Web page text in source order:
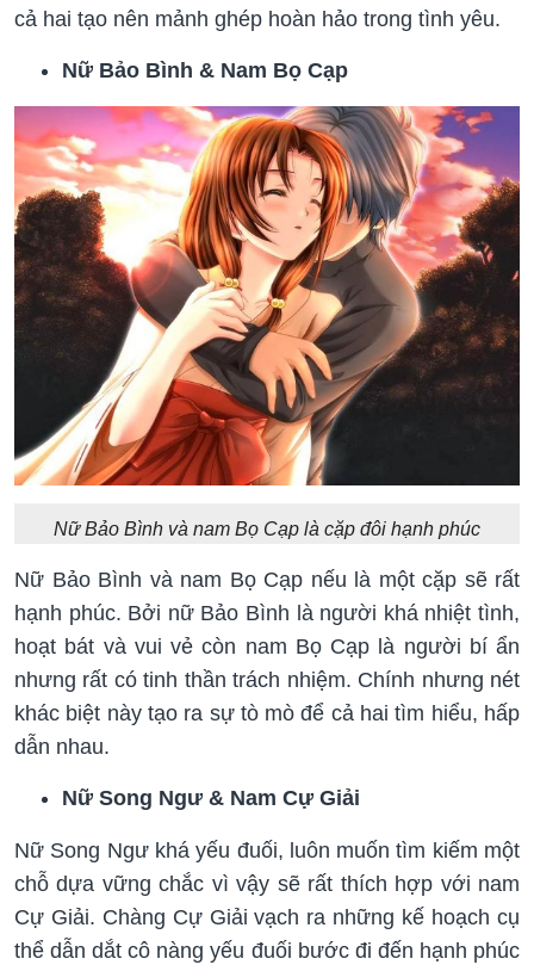
cả hai tạo nên mảnh ghép hoàn hảo trong tình yêu.
Nữ Bảo Bình & Nam Bọ Cạp
Nữ Bảo Bình và nam Bọ Cạp là cặp đôi hạnh phúc
Nữ Bảo Bình và nam Bọ Cạp nếu là một cặp sẽ rất
hạnh phúc. Bởi nữ Bảo Bình là người khá nhiệt tình,
hoạt bát và vui vẻ còn nam Bọ Cạp là người bí ẩn
nhưng rất có tinh thần trách nhiệm. Chính nhưng nét
khác biệt này tạo ra sự tò mò để cả hai tìm hiểu, hấp
dẫn nhau.
Nữ Song Ngư & Nam Cự Giải
Nữ Song Ngư khá yếu đuối, luôn muốn tìm kiếm một
chỗ dựa vững chắc vì vậy sẽ rất thích hợp với nam
Cự Giải. Chàng Cự Giải vạch ra những kế hoạch cụ
thể dẫn dắt cô nàng yếu đuối bước đi đến hạnh phúc